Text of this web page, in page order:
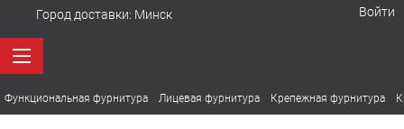
Город доставки: Минск Войти
Функциональная фурнитура Лицевая фурнитура Крепежная фурнитура